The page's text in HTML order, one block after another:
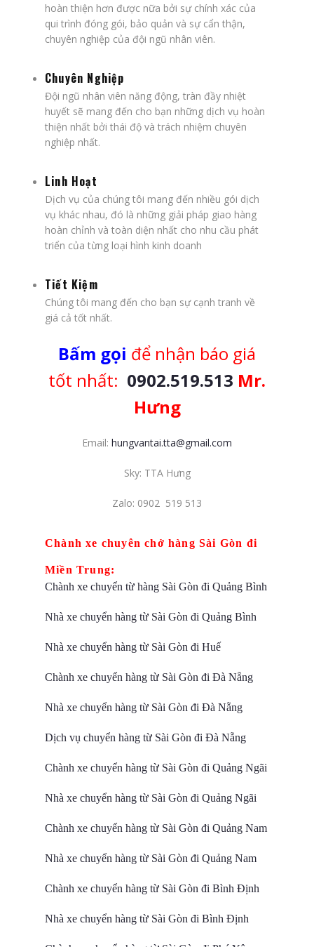
hoàn thiện hơn được nữa bởi sự chính xác của
qui trình đóng gói, bảo quản và sự cẩn thận,
chuyên nghiệp của đội ngũ nhân viên.
Chuyên Nghiệp
Đội ngũ nhân viên năng động, tràn đầy nhiệt
huyết sẽ mang đến cho bạn những dịch vụ hoàn
thiện nhất bởi thái độ và trách nhiệm chuyên
nghiệp nhất.
Linh Hoạt
Dịch vụ của chúng tôi mang đến nhiều gói dịch
vụ khác nhau, đó là những giải pháp giao hàng
hoàn chỉnh và toàn diện nhất cho nhu cầu phát
triển của từng loại hình kinh doanh
Tiết Kiệm
Chúng tôi mang đến cho bạn sự cạnh tranh về
giá cả tốt nhất.
Bấm gọi để nhận báo giá
tốt nhất: 0902.519.513 Mr.
Hưng
Email: hungvantai.tta@gmail.com
Sky: TTA Hưng
Zalo: 0902 519 513
Chành xe chuyên chở hàng Sài Gòn đi
Miền Trung:
Chành xe chuyển từ hàng Sài Gòn đi Quảng Bình
Nhà xe chuyển hàng từ Sài Gòn đi Quảng Bình
Nhà xe chuyển hàng từ Sài Gòn đi Huế
Chành xe chuyển hàng từ Sài Gòn đi Đà Nẵng
Nhà xe chuyển hàng từ Sài Gòn đi Đà Nẵng
Dịch vụ chuyển hàng từ Sài Gòn đi Đà Nẵng
Chành xe chuyển hàng từ Sài Gòn đi Quảng Ngãi
Nhà xe chuyển hàng từ Sài Gòn đi Quảng Ngãi
Chành xe chuyển hàng từ Sài Gòn đi Quảng Nam
Nhà xe chuyển hàng từ Sài Gòn đi Quảng Nam
Chành xe chuyển hàng từ Sài Gòn đi Bình Định
Nhà xe chuyển hàng từ Sài Gòn đi Bình Định